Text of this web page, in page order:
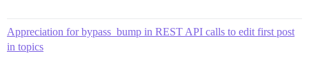
Appreciation for bypass_bump in REST API calls to edit first post
in topics